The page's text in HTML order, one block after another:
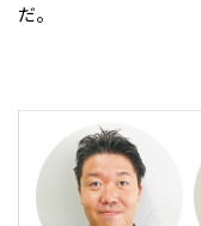
だ。